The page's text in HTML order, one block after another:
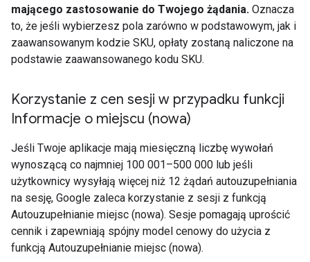
mającego zastosowanie do Twojego żądania. Oznacza
to, że jeśli wybierzesz pola zarówno w podstawowym, jak i
zaawansowanym kodzie SKU, opłaty zostaną naliczone na
podstawie zaawansowanego kodu SKU.
Korzystanie z cen sesji w przypadku funkcji
Informacje o miejscu (nowa)
Jeśli Twoje aplikacje mają miesięczną liczbę wywołań
wynoszącą co najmniej 100 001–500 000 lub jeśli
użytkownicy wysyłają więcej niż 12 żądań autouzupełniania
na sesję, Google zaleca korzystanie z sesji z funkcją
Autouzupełnianie miejsc (nowa). Sesje pomagają uprościć
cennik i zapewniają spójny model cenowy do użycia z
funkcją Autouzupełnianie miejsc (nowa).